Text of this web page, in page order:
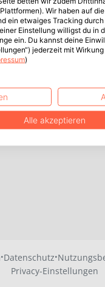
·Datenschutz·
Privacy-Einstellungen
Wir haben auf
ein etwaiges Tracking
Einstellung willigst du in
ein. Du kannst deine
jederzeit mit
)
Alle akzeptieren